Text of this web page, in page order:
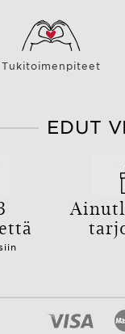
Tukitoimenpiteet
EDUT